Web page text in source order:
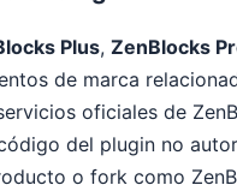
Plus, ZenBlocks
de marca
oficiales de
del plugin no
o fork como